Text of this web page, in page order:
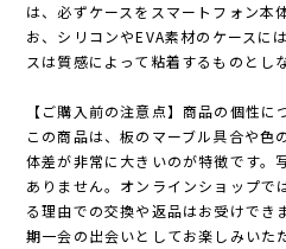
は、必ずケースをスマートフォン本
お、シリコンやEVA素材のケースに
スは質感によって粘着するものとし
【ご購入前の注意点】商品の個性に
この商品は、板のマーブル具合や色
体差が非常に大きいのが特徴です。
ありません。オンラインショップで
る理由での交換や返品はお受けでき
期一会の出会いとしてお楽しみいた